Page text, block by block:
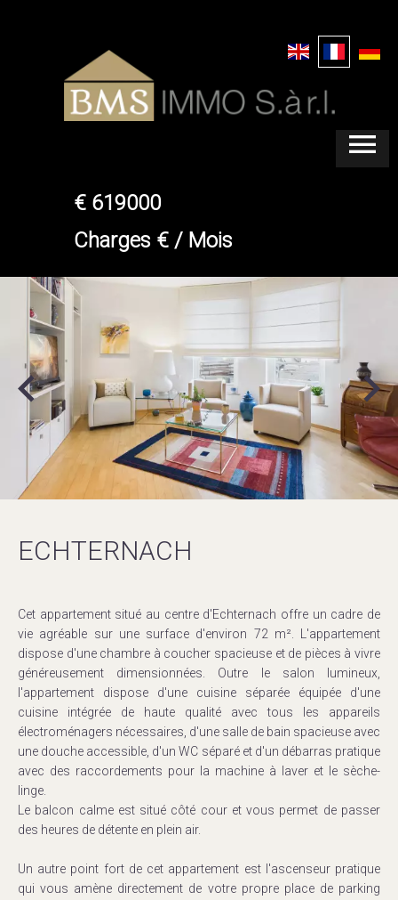
ECHTERNACH
€ 619000
Charges € / Mois
ECHTERNACH
Cet appartement situé au centre d'Echternach offre un cadre de
vie agréable sur une surface d'environ 72 m². L'appartement
dispose d'une chambre à coucher spacieuse et de pièces à vivre
généreusement dimensionnées. Outre le salon lumineux,
l'appartement dispose d'une cuisine séparée équipée d'une
cuisine intégrée de haute qualité avec tous les appareils
électroménagers nécessaires, d'une salle de bain spacieuse avec
une douche accessible, d'un WC séparé et d'un débarras pratique
avec des raccordements pour la machine à laver et le sèche-
linge.
Le balcon calme est situé côté cour et vous permet de passer
des heures de détente en plein air.
Un autre point fort de cet appartement est l'ascenseur pratique
qui vous amène directement de votre propre place de parking